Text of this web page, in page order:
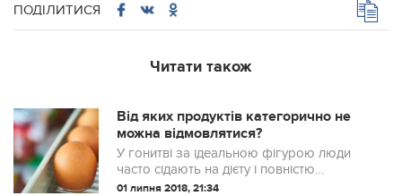
ПОДІЛИТИСЯ
Читати також
Від яких продуктів категорично не
можна відмовлятися?
У гонитві за ідеальною фігурою люди
часто сідають на дієту і повністю
виключають з раціону ті чи інші
01 липня 2018, 21:34